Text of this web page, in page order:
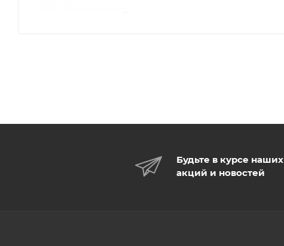
Будьте в курсе наших
акций и новостей